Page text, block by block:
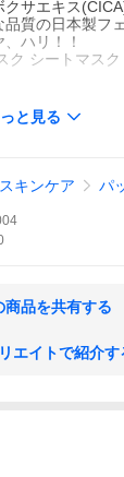
サエキス
質の日本製フ
ハリ！！
ク シートマス
と見る
スキンケア パ
商品を共有する
エイトで紹介す